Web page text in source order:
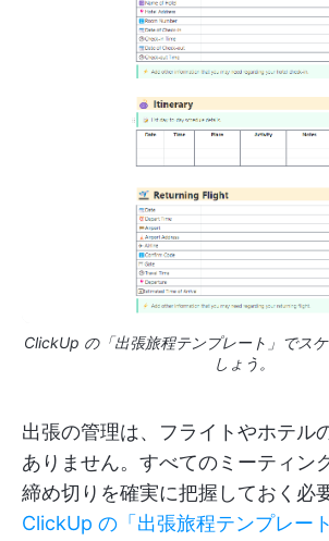
ClickUp の「出張旅程テンプレート」でス
しょう。
出張の管理は、フライトやホテル
ありません。すべてのミーティン
締め切りを確実に把握しておく必
ClickUp の「出張旅程テンプレー